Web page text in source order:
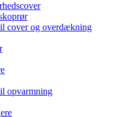
cover og overdækning
opvarmning